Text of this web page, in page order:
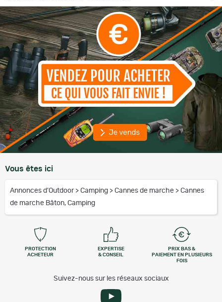
Vous êtes ici
Annonces d'Outdoor > Camping > Cannes de marche > Cannes
de marche Bâton, Camping
PROTECTION
ACHETEUR
EXPERTISE
& CONSEIL
PRIX BAS &
PAIEMENT EN PLUSIEURS
FOIS
Suivez-nous sur les réseaux sociaux